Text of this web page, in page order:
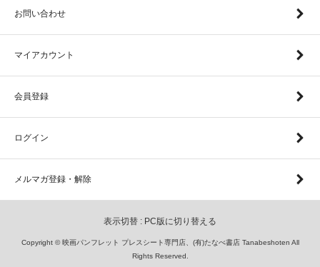
お問い合わせ
マイアカウント
会員登録
ログイン
メルマガ登録・解除
表示切替 : PC版に切り替える
Copyright © 映画パンフレット プレスシート専門店、(有)たなべ書店 Tanabeshoten All
Rights Reserved.